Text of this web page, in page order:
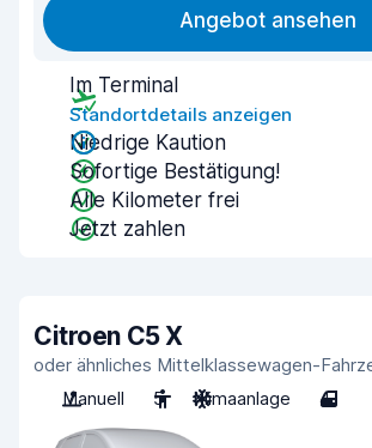
Angebot ansehen
Im Terminal
Standortdetails anzeigen
Niedrige Kaution
Sofortige Bestätigung!
Alle Kilometer frei
Jetzt zahlen
Citroen C5 X
oder ähnliches Mittelklassewagen-
Manuell
5 Klimaanlage 4